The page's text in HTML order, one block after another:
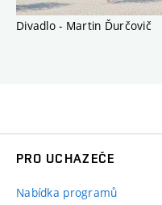
Divadlo - Martin Ďurčovič
PRO UCHAZEČE
Nabídka programů